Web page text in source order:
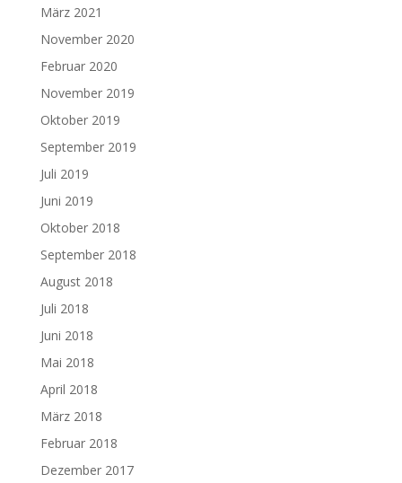
März 2021
November 2020
Februar 2020
November 2019
Oktober 2019
September 2019
Juli 2019
Juni 2019
Oktober 2018
September 2018
August 2018
Juli 2018
Juni 2018
Mai 2018
April 2018
März 2018
Februar 2018
Dezember 2017